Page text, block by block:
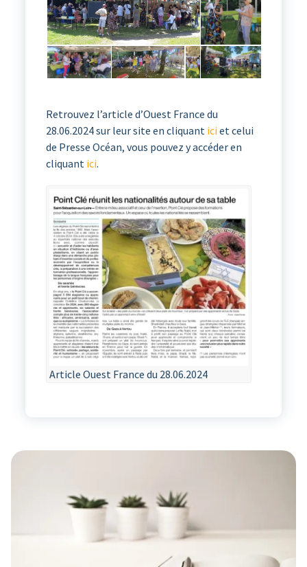
Retrouvez l’article d’Ouest France du
28.06.2024 sur leur site en cliquant iciet celui
de Presse Océan, vous pouvez y accéder en
cliquant ici.
Article Ouest France du 28.06.2024